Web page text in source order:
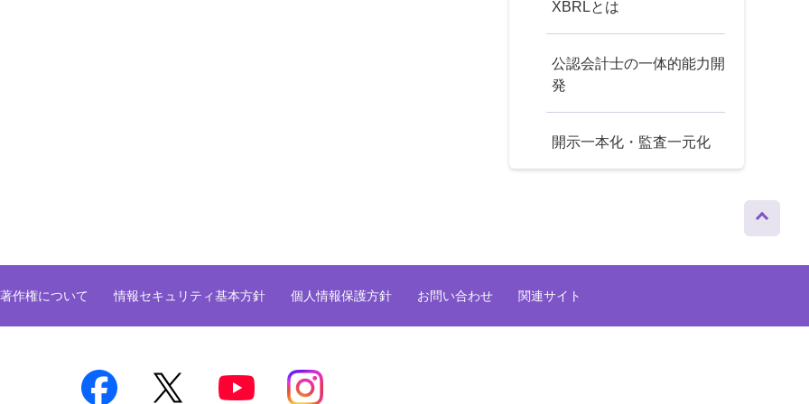
XBRLとは
公認会計士の一体的能力開
発
開示一本化・監査一元化
ップへ
作権について 情報セキュリティ基本方針 個人情報保護方針 お問い合わせ 関連サイト